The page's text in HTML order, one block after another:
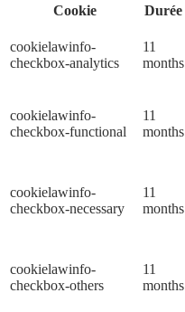
Cookie
Durée
cookielawinfo-
checkbox-analytics
11
months
cookielawinfo-
checkbox-functional
11
months
cookielawinfo-
checkbox-necessary
11
months
cookielawinfo-
checkbox-others
11
months